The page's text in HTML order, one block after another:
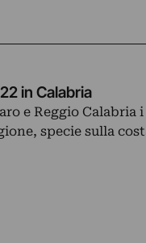
in Calabria
e Reggio
specie sulla